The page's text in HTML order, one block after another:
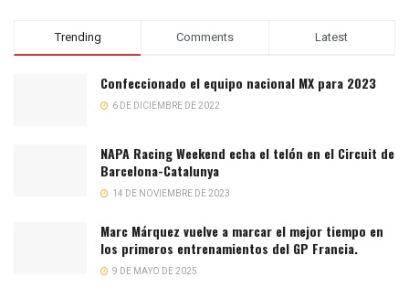
Trending Comments Latest
Confeccionado el equipo nacional MX para 2023
6 DE DICIEMBRE DE 2022
NAPA Racing Weekend echa el telón en el Circuit de
Barcelona-Catalunya
14 DE NOVIEMBRE DE 2023
Marc Márquez vuelve a marcar el mejor tiempo en
los primeros entrenamientos del GP Francia.
9 DE MAYO DE 2025